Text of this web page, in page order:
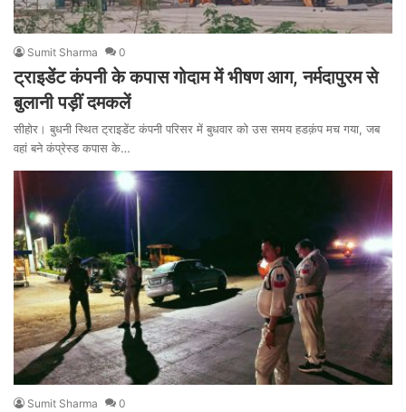
Sumit Sharma 0
ट्राइडेंट कंपनी के कपास गोदाम में भीषण आग, नर्मदापुरम से
बुलानी पड़ीं दमकलें
सीहोर। बुधनी स्थित ट्राइडेंट कंपनी परिसर में बुधवार को उस समय हडक़ंप मच गया, जब
वहां बने कंप्रेस्ड कपास के…
Sumit Sharma 0